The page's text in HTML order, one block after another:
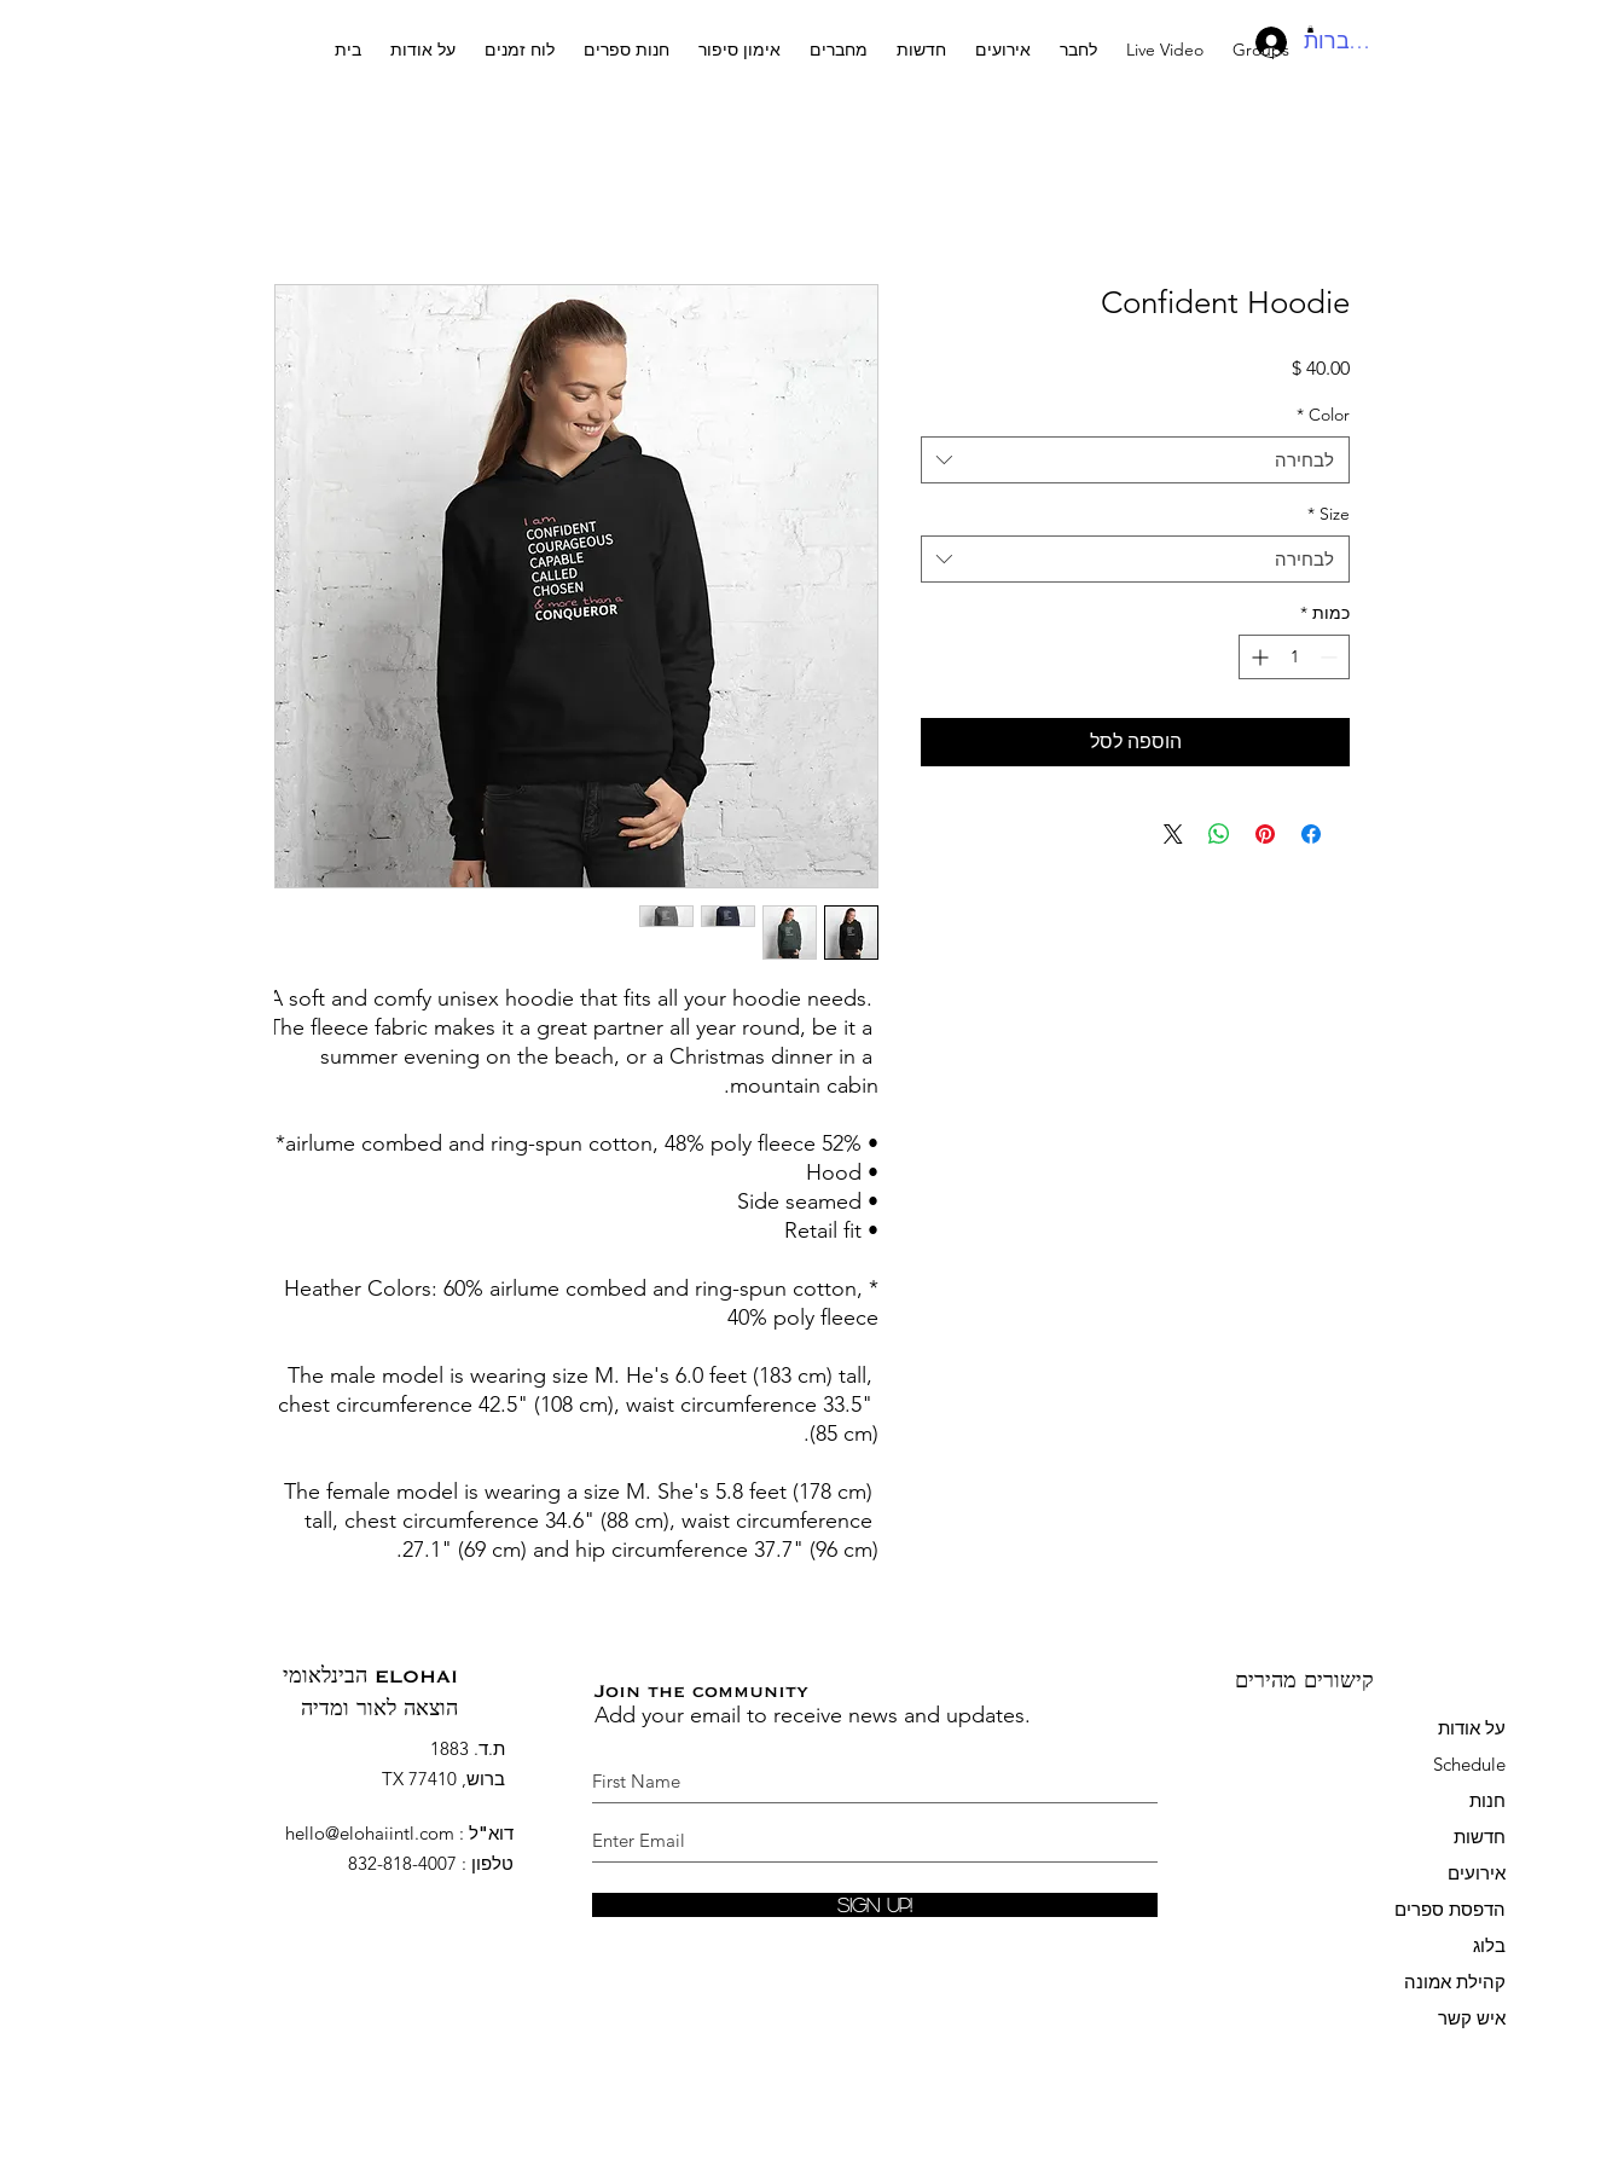
בית על אודות לוח זמנים חנות ספרים אימון סיפור מחברים חדשות אירועים לחבר Live Video Groups להתחברות
A soft and comfy unisex hoodie that fits all your hoodie needs.
The fleece fabric makes it a great partner all year round, be it a
summer evening on the beach, or a Christmas dinner in a
mountain cabin.
• 52% airlume combed and ring-spun cotton, 48% poly fleece*
• Hood
• Side seamed
• Retail fit
*Heather Colors: 60% airlume combed and ring-spun cotton,
40% poly fleece
The male model is wearing size M. He's 6.0 feet (183 cm) tall,
chest circumference 42.5" (108 cm), waist circumference 33.5"
(85 cm).
The female model is wearing a size M. She's 5.8 feet (178 cm)
tall, chest circumference 34.6" (88 cm), waist circumference
27.1" (69 cm) and hip circumference 37.7" (96 cm).
Confident Hoodie
מחיר
Color
*
לבחירה
Size
*
לבחירה
כמות *
הוספה לסל
ELOHAI הבינלאומי
הוצאה לאור ומדיה
ת.ד. 1883
ברוש, TX 77410
דוא"ל :
hello@elohaiintl.com
טלפון : 832-818-4007
Join the community
Add your email to receive news and updates.
Sign Up!
קישורים מהירים
על אודות
Schedule
חנות
חדשות
אירועים
הדפסת ספרים
בלוג
קהילת אמונה
איש קשר